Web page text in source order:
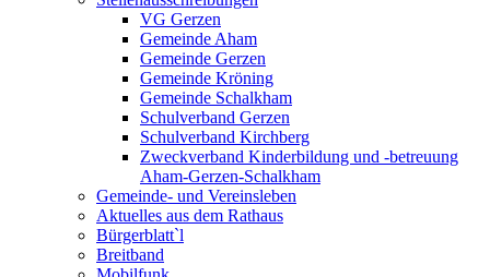
VG Gerzen
Gemeinde Aham
Gemeinde Gerzen
Gemeinde Kröning
Gemeinde Schalkham
Schulverband Gerzen
Schulverband Kirchberg
Zweckverband Kinderbildung und -betreuung
Aham-Gerzen-Schalkham
Gemeinde- und Vereinsleben
Aktuelles aus dem Rathaus
Bürgerblatt`l
Breitband